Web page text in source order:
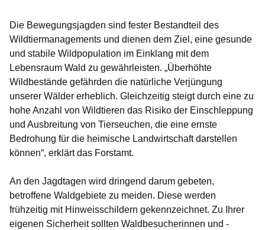
Die Bewegungsjagden sind fester Bestandteil des
Wildtiermanagements und dienen dem Ziel, eine gesunde
und stabile Wildpopulation im Einklang mit dem
Lebensraum Wald zu gewährleisten. „Überhöhte
Wildbestände gefährden die natürliche Verjüngung
unserer Wälder erheblich. Gleichzeitig steigt durch eine zu
hohe Anzahl von Wildtieren das Risiko der Einschleppung
und Ausbreitung von Tierseuchen, die eine ernste
Bedrohung für die heimische Landwirtschaft darstellen
können“, erklärt das Forstamt.
An den Jagdtagen wird dringend darum gebeten,
betroffene Waldgebiete zu meiden. Diese werden
frühzeitig mit Hinweisschildern gekennzeichnet. Zu Ihrer
eigenen Sicherheit sollten Waldbesucherinnen und -